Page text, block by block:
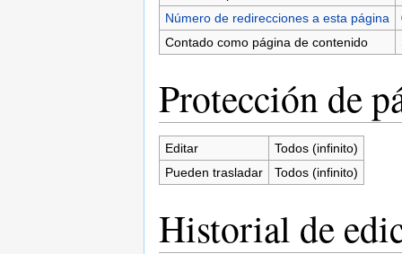
Número de redirecciones a esta página
Contado como página de contenido
Protección de
Editar
Todos (infinito)
Pueden trasladar
Todos (infinito)
Historial de